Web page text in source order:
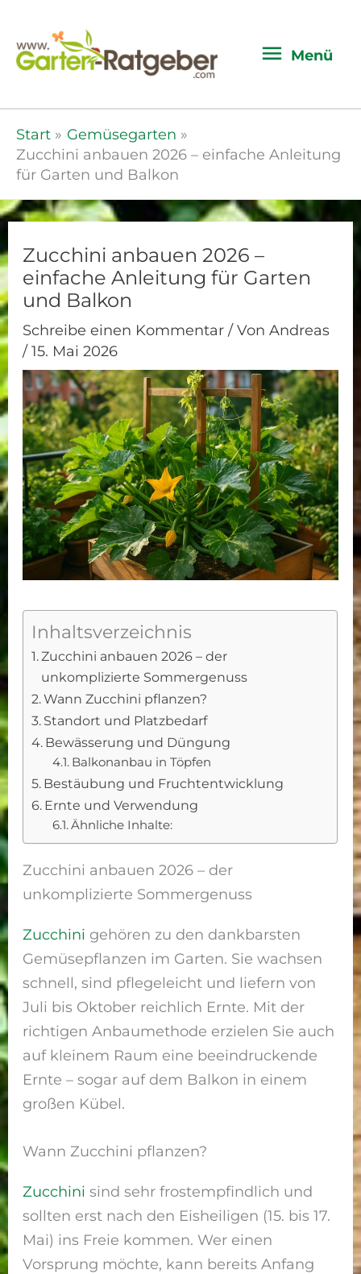
Menü
Start
Gemüsegarten
Zucchini anbauen 2026 – einfache Anleitung
für Garten und Balkon
Zucchini anbauen 2026 –
einfache Anleitung für Garten
und Balkon
Schreibe einen Kommentar / VonAndreas
/15. Mai 2026
Inhaltsverzeichnis
Zucchini anbauen 2026 – der
unkomplizierte Sommergenuss
Wann Zucchini pflanzen?
Standort und Platzbedarf
Bewässerung und Düngung
Balkonanbau in Töpfen
Bestäubung und Fruchtentwicklung
Ernte und Verwendung
Ähnliche Inhalte:
Zucchini anbauen 2026 – der
unkomplizierte Sommergenuss
Zucchini gehören zu den dankbarsten
Gemüsepflanzen im Garten. Sie wachsen
schnell, sind pflegeleicht und liefern von
Juli bis Oktober reichlich Ernte. Mit der
richtigen Anbaumethode erzielen Sie auch
auf kleinem Raum eine beeindruckende
Ernte – sogar auf dem Balkon in einem
großen Kübel.
Wann Zucchini pflanzen?
Zucchini sind sehr frostempfindlich und
sollten erst nach den Eisheiligen (15. bis 17.
Mai) ins Freie kommen. Wer einen
Vorsprung möchte, kann bereits Anfang